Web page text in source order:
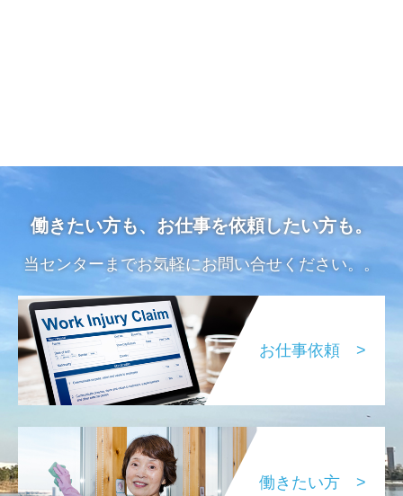
働きたい方も、お仕事を依頼したい方も。
当センターまでお気軽にお問い合せください。。
お仕事依頼 >
働きたい方 >